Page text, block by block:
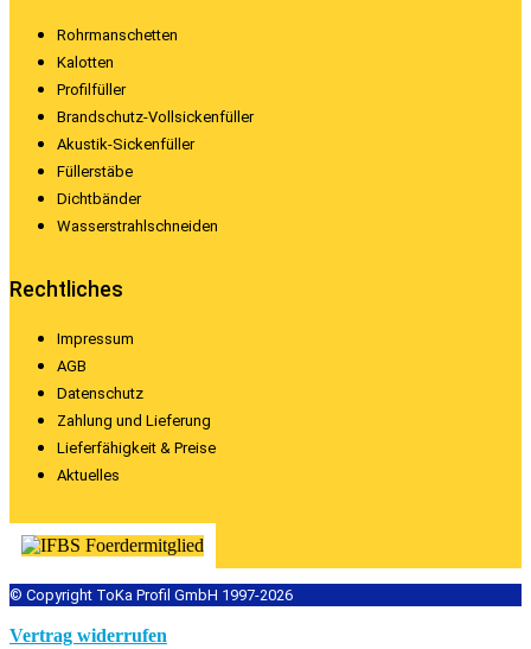
Rohrmanschetten
Kalotten
Profilfüller
Brandschutz-Vollsickenfüller
Akustik-Sickenfüller
Füllerstäbe
Dichtbänder
Wasserstrahlschneiden
Rechtliches
Impressum
AGB
Datenschutz
Zahlung und Lieferung
Lieferfähigkeit & Preise
Aktuelles
© Copyright ToKa Profil GmbH 1997-2026
Vertrag widerrufen